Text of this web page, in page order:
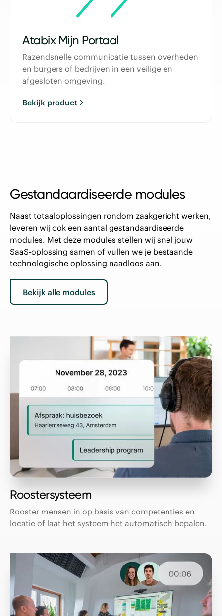
Atabix Mijn Portaal
Razendsnelle communicatie tussen overheden
en burgers of bedrijven in een veilige en
afgesloten omgeving.
Bekijk product
Gestandaardiseerde modules
Naast totaaloplossingen rondom zaakgericht werken,
leveren wij ook een aantal gestandaardiseerde
modules. Met deze modules stellen wij snel jouw
SaaS-oplossing samen of vullen we je bestaande
technologische oplossing naadloos aan.
Bekijk alle modules
Roostersysteem
Rooster mensen in op basis van competenties en
locatie of laat het systeem het automatisch bepalen.